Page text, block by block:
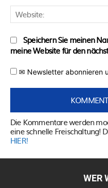
Speichern Sie meinen
meine Website für den
✉ Newsletter abonnieren
Die Kommentare werden
eine schnelle Freischaltung!
HIER!
WER